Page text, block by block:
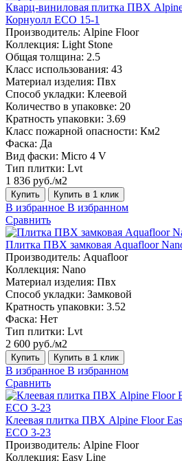
Кварц-виниловая плитка ПВХ
Корнуолл ECO 15-1
Производитель: Alpine Floor
Коллекция: Light Stone
Общая толщина: 2.5
Класс использования: 43
Материал изделия: Пвх
Способ укладки: Клеевой
Количество в упаковке: 20
Кратность упаковки: 3.69
Класс пожарной опасности: Км2
Фаска: Да
Вид фаски: Micro 4 V
Тип плитки: Lvt
1 836 руб./м2
Купить Купить в 1 клик
В избранное В избранном
Сравнить
Плитка ПВХ замковая Aquafloor
Производитель: Aquafloor
Коллекция: Nano
Материал изделия: Пвх
Способ укладки: Замковой
Кратность упаковки: 3.52
Фаска: Нет
Тип плитки: Lvt
2 600 руб./м2
Купить Купить в 1 клик
В избранное В избранном
Сравнить
Клеевая плитка ПВХ Alpine Floor
ЕСО 3-23
Производитель: Alpine Floor
Коллекция: Easy Line